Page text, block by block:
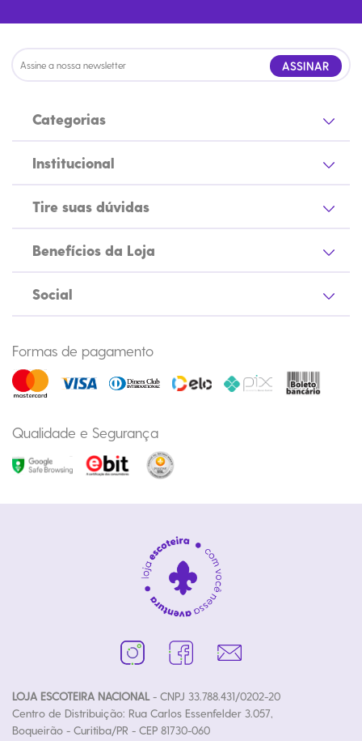
ASSINAR
Categorias
Institucional
Tire suas dúvidas
Benefícios da Loja
Social
Formas de pagamento
Qualidade e Segurança
LOJA ESCOTEIRA NACIONAL- CNPJ 33.788.431/0202-20
Centro de Distribuição: Rua Carlos Essenfelder 3.057,
Boqueirão - Curitiba/PR - CEP 81730-060